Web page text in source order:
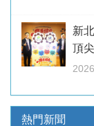
新
頂
熱門新聞